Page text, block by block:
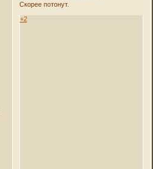
Скорее потонут.
+2